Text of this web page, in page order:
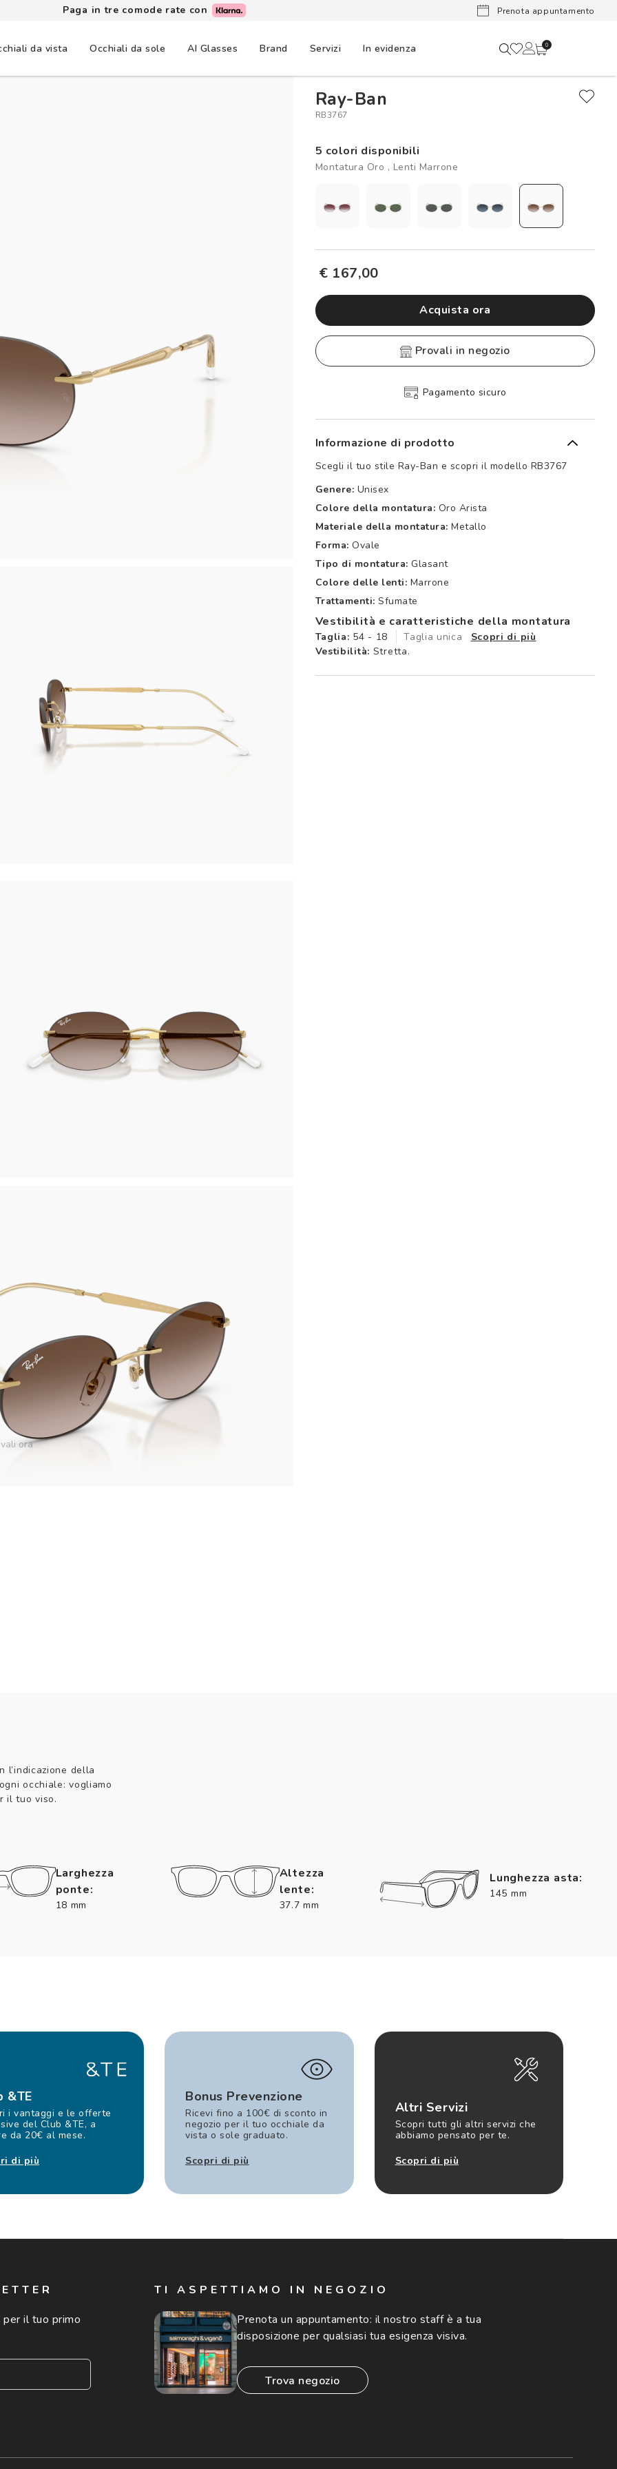
Paga in tre comode rate con Lenti a
Prenota appuntamento
da vista Occhiali da sole AI Glasses Brand Servizi In evidenza 0
ora
Ray-Ban
RB3767
5 colori disponibili
Montatura Oro , Lenti Marrone
€ 167,00
Acquista ora
provali in negozio
Pagamento sicuro
Informazione di prodotto
Scegli il tuo stile Ray-Ban e scopri il modello RB3767
Genere: Unisex
Colore della montatura: Oro Arista
Materiale della montatura: Metallo
Forma: Ovale
Tipo di montatura: Glasant
Colore delle lenti: Marrone
Trattamenti: Sfumate
Vestibilità e caratteristiche della montatura
Taglia: 54 - 18 Taglia unica
Scopri di più
Vestibilità: Stretta.
della
occhiale: vogliamo
il tuo viso.
Larghezza
ponte:
18 mm
Altezza
lente:
37.7 mm
Lunghezza asta:
145 mm
&TE
i vantaggi e le offerte
del Club &TE, a
da 20€ al mese.
di più
Bonus Prevenzione
Ricevi fino a 100€ di sconto in
negozio per il tuo occhiale da
vista o sole graduato.
Scopri di più
Altri Servizi
Scopri tutti gli altri servizi che
abbiamo pensato per te.
Scopri di più
il tuo primo
TI ASPETTIAMO IN NEGOZIO
Prenota un appuntamento: il nostro staff è a tua
disposizione per qualsiasi tua esigenza visiva.
trova negozio